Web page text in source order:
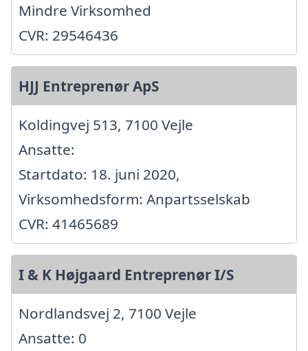
Mindre Virksomhed
CVR: 29546436
HJJ Entreprenør ApS
Koldingvej 513, 7100 Vejle
Ansatte:
Startdato: 18. juni 2020,
Virksomhedsform: Anpartsselskab
CVR: 41465689
I & K Højgaard Entreprenør I/S
Nordlandsvej 2, 7100 Vejle
Ansatte: 0